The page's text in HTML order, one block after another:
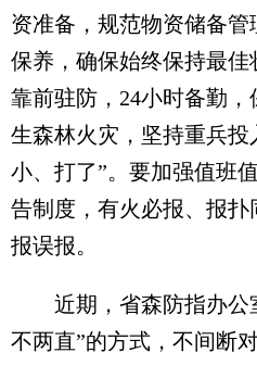
资准备，规范物资储备
保养，确保始终保持最
靠前驻防，24小时备勤
生森林火灾，坚持重兵投
小、打了”。要加强值班
告制度，有火必报、报
报误报。
近期，省森防指办公
不两直”的方式，不间断